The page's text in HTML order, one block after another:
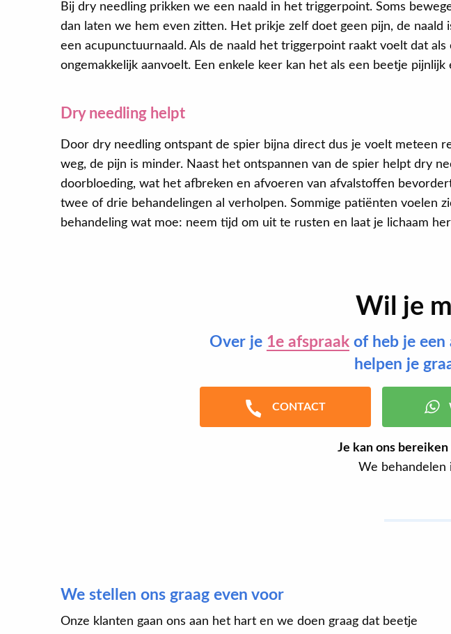
Bij dry needling prikken we een naald in het triggerpoint. Soms
dan laten we hem even zitten. Het prikje zelf doet geen pijn, de naald
een acupunctuurnaald. Als de naald het triggerpoint raakt voelt dat
ongemakkelijk aanvoelt. Een enkele keer kan het als een beetje
Dry needling helpt
Door dry needling ontspant de spier bijna direct dus je voelt meteen
weg, de pijn is minder. Naast het ontspannen van de spier helpt dry
doorbloeding, wat het afbreken en afvoeren van afvalstoffen
twee of drie behandelingen al verholpen. Sommige patiënten voelen
behandeling wat moe: neem tijd om uit te rusten en laat je lichaam
Wil je
Over je 1e afspraak of heb je een
helpen je
CONTACT
Je kan ons
We behandelen
We stellen ons graag even voor
Onze klanten gaan ons aan het hart en we doen graag dat beetje